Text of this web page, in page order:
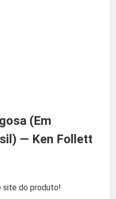
(Em
— Ken Follett
site do produto!